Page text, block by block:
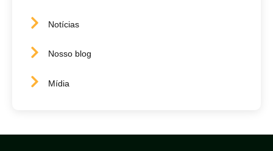
Notícias
Nosso blog
Mídia